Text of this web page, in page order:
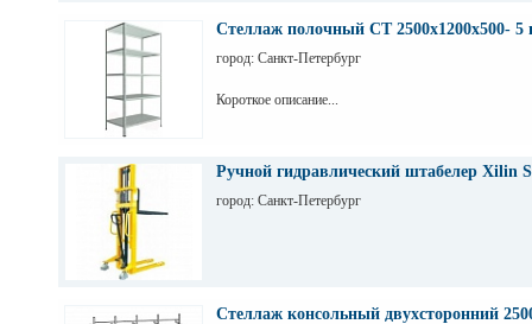
Стеллаж полочный СТ 2500х1200х500- 5
город: Санкт-Петербург
Короткое описание...
Ручной гидравлический штабелер Xilin
город: Санкт-Петербург
Стеллаж консольный двухсторонний